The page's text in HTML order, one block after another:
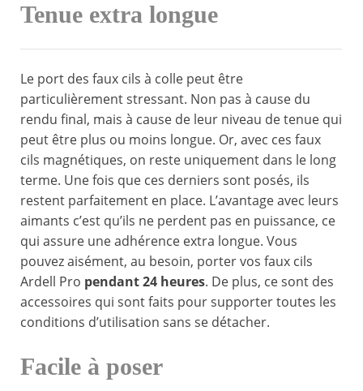
Tenue extra longue
Le port des faux cils à colle peut être
particulièrement stressant. Non pas à cause du
rendu final, mais à cause de leur niveau de tenue qui
peut être plus ou moins longue. Or, avec ces faux
cils magnétiques, on reste uniquement dans le long
terme. Une fois que ces derniers sont posés, ils
restent parfaitement en place. L’avantage avec leurs
aimants c’est qu’ils ne perdent pas en puissance, ce
qui assure une adhérence extra longue. Vous
pouvez aisément, au besoin, porter vos faux cils
Ardell Pro pendant 24 heures. De plus, ce sont des
accessoires qui sont faits pour supporter toutes les
conditions d’utilisation sans se détacher.
Facile à poser